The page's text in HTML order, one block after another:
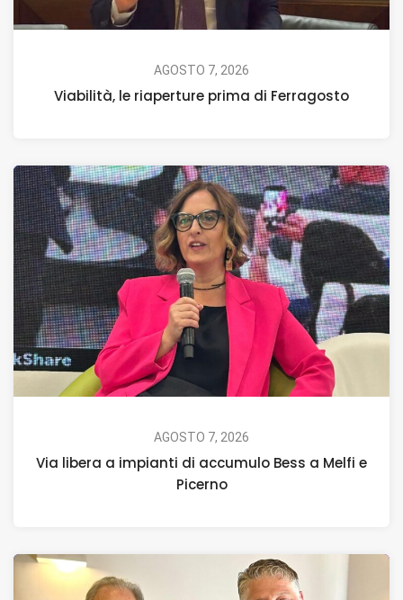
AGOSTO 7, 2026
Viabilità, le riaperture prima di Ferragosto
AGOSTO 7, 2026
Via libera a impianti di accumulo Bess a Melfi e
Picerno